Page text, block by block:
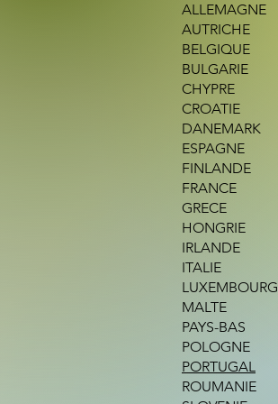
ALLEMAGNE
AUTRICHE
BELGIQUE
BULGARIE
CHYPRE
CROATIE
DANEMARK
ESPAGNE
FINLANDE
FRANCE
GRECE
HONGRIE
IRLANDE
ITALIE
LUXEMBOURG
MALTE
PAYS-BAS
POLOGNE
PORTUGAL
ROUMANIE